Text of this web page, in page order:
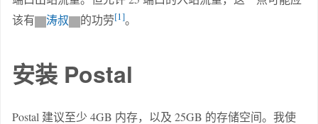
该有
涛叔 的功劳 1 。
安装 Postal
Postal 建议至少 4GB 内存，以及 25GB 的存储空间。我使